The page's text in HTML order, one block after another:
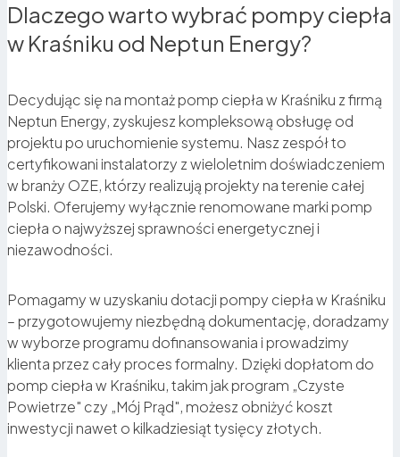
środowiska
Ekologia i czyste powietrze.Brak spalania i emisji
CO₂. Pompy ciepła to przyszłość ogrzewania zgodna
z ideą zielonej transformacji.
Dlaczego warto wybrać pompy ciepła
w Kraśniku od Neptun Energy?
Decydując się na montaż pomp ciepła w Kraśniku z firmą
Neptun Energy, zyskujesz kompleksową obsługę od
projektu po uruchomienie systemu. Nasz zespół to
certyfikowani instalatorzy z wieloletnim doświadczeniem
w branży OZE, którzy realizują projekty na terenie całej
Polski. Oferujemy wyłącznie renomowane marki pomp
ciepła o najwyższej sprawności energetycznej i
niezawodności.
Pomagamy w uzyskaniu dotacji pompy ciepła w Kraśniku
– przygotowujemy niezbędną dokumentację, doradzamy
w wyborze programu dofinansowania i prowadzimy
klienta przez cały proces formalny. Dzięki dopłatom do
pomp ciepła w Kraśniku, takim jak program „Czyste
Powietrze" czy „Mój Prąd", możesz obniżyć koszt
inwestycji nawet o kilkadziesiąt tysięcy złotych.